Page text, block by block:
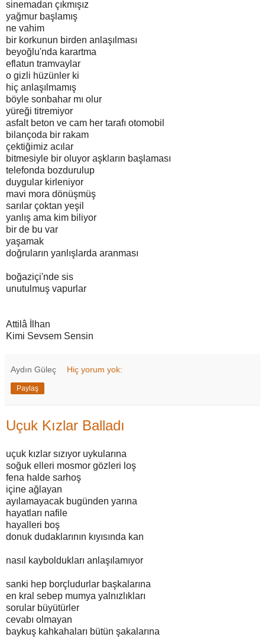
sinemadan çıkmışız
yağmur başlamış
ne vahim
bir korkunun birden anlaşılması
beyoğlu'nda karartma
eflatun tramvaylar
o gizli hüzünler ki
hiç anlaşılmamış
böyle sonbahar mı olur
yüreği titremiyor
asfalt beton ve cam her tarafı otomobil
bilançoda bir rakam
çektiğimiz acılar
bitmesiyle bir oluyor aşkların başlaması
telefonda bozdurulup
duygular kirleniyor
mavi mora dönüşmüş
sarılar çoktan yeşil
yanlış ama kim biliyor
bir de bu var
yaşamak
doğruların yanlışlarda aranması
boğaziçi'nde sis
unutulmuş vapurlar
Attilâ İlhan
Kimi Sevsem Sensin
Aydın Güleç Hiç yorum yok:
Paylaş
Uçuk Kızlar Balladı
uçuk kızlar sızıyor uykularına
soğuk elleri mosmor gözleri loş
fena halde sarhoş
içine ağlayan
ayılamayacak bugünden yarına
hayatları nafile
hayalleri boş
donuk dudaklarının kıyısında kan
nasıl kayboldukları anlaşılamıyor
sanki hep borçludurlar başkalarına
en kral sebep mumya yalnızlıkları
sorular büyütürler
cevabı olmayan
baykuş kahkahaları bütün şakalarına